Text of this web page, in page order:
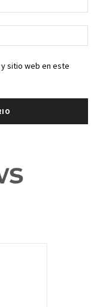
sitio web en este